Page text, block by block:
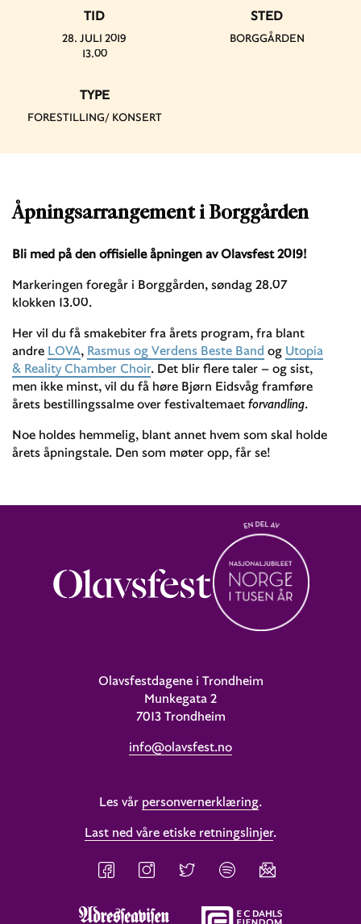
Åpningsarrangement i Borggården
Bli med på den offisielle åpningen av Olavsfest 2019!
Markeringen foregår i Borggården, søndag 28.07
klokken 13.00.
Her vil du få smakebiter fra årets program, fra blant
andre LOVA, Rasmus og Verdens Beste Band og Utopia
& Reality Chamber Choir. Det blir flere taler – og sist,
men ikke minst, vil du få høre Bjørn Eidsvåg framføre
årets bestillingssalme over festivaltemaet forvandling.
Noe holdes hemmelig, blant annet hvem som skal holde
årets åpningstale. Den som møter opp, får se!
TID
28. JULI 2019
13.00
STED
BORGGÅRDEN
TYPE
FORESTILLING/ KONSERT
Olavsfestdagene i Trondheim
Munkegata 2
7013 Trondheim
info@olavsfest.no
Les vår personvernerklæring.
Last ned våre etiske retningslinjer.